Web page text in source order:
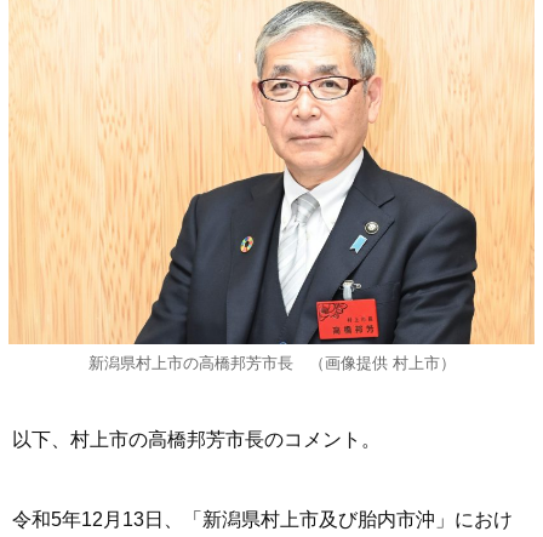
新潟県村上市の高橋邦芳市長 （画像提供 村上市）
以下、村上市の高橋邦芳市長のコメント。
令和5年12月13日、「新潟県村上市及び胎内市沖」におけ